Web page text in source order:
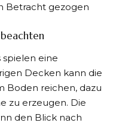
Betracht gezogen
spielen eine
Decken kann die
Boden reichen, dazu
zu erzeugen. Die
den Blick nach